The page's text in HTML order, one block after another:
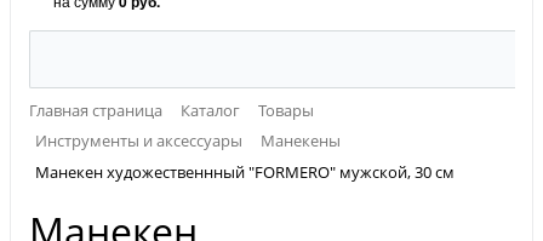
Главная страница Каталог
Товары
Инструменты и аксессуары
Манекены
Манекен художественнный "FORMERO" мужской, 30 см